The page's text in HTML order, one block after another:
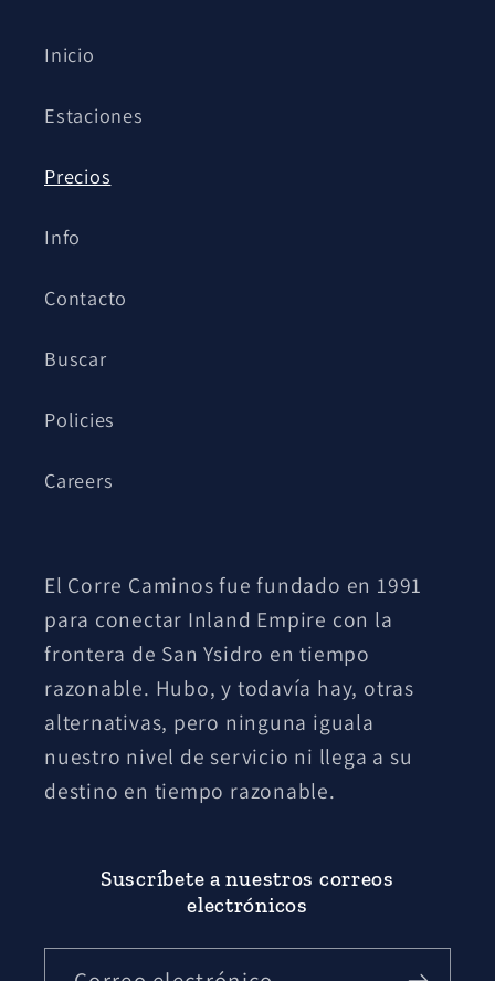
Inicio
Estaciones
Precios
Info
Contacto
Buscar
Policies
Careers
El Corre Caminos fue fundado en 1991
para conectar Inland Empire con la
frontera de San Ysidro en tiempo
razonable. Hubo, y todavía hay, otras
alternativas, pero ninguna iguala
nuestro nivel de servicio ni llega a su
destino en tiempo razonable.
Suscríbete a nuestros correos
electrónicos